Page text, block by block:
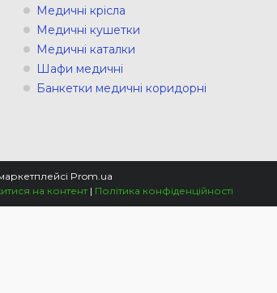
Медичні крісла
Медичні кушетки
Медичні каталки
Шафи медичні
Банкетки медичні коридорні
Prom.ua
на контент | Політика конфіденційності